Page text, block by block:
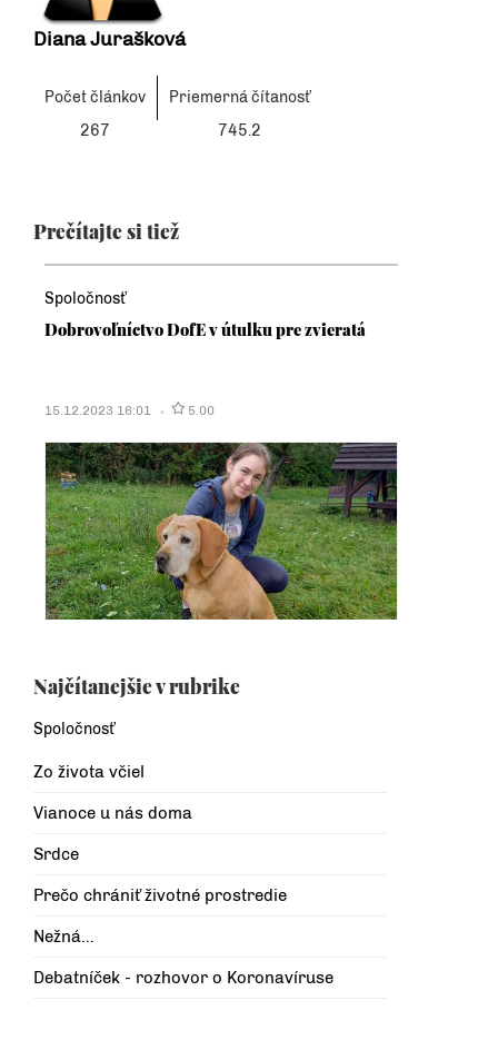
Diana Jurašková
Počet článkov
Priemerná čítanosť
267
745.2
Prečítajte si tiež
Spoločnosť
Dobrovoľníctvo DofE v útulku pre zvieratá
15.12.2023 16:01 5.00
Najčítanejšie v rubrike
Spoločnosť
Zo života včiel
Vianoce u nás doma
Srdce
Prečo chrániť životné prostredie
Nežná...
Debatníček - rozhovor o Koronavíruse